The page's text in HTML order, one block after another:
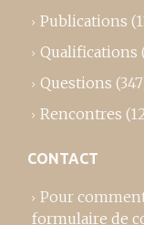
Publications
Qualifications
Questions
Rencontres
CONTACT
Pour
formulaire de